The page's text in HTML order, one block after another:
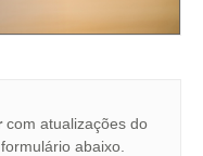
com atualizações do
abaixo.